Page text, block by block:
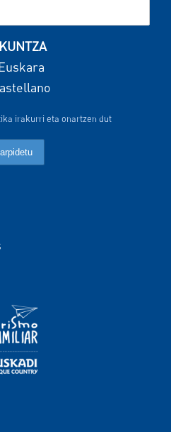
irakurri eta onartzen dut